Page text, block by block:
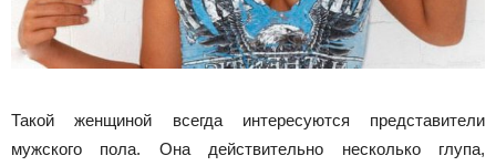
Такой женщиной всегда интересуются представители
мужского пола. Она действительно несколько глупа,